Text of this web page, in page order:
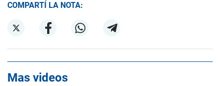
COMPARTÍ LA NOTA:
Mas videos